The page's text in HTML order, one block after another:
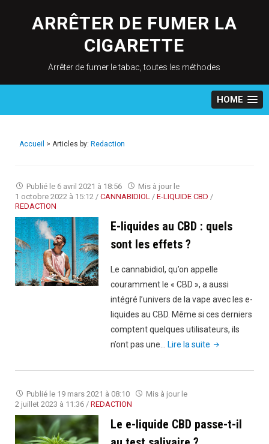
content
ARRÊTER DE FUMER LA
CIGARETTE
Arrêter de fumer le tabac, toutes les méthodes
HOME
Accueil > Articles by: Redaction
Publié le 6 avril 2021 à 18:56
Mis à jour le
1 octobre 2022 à 15:12 / CANNABIDIOL / E-LIQUIDE CBD /
REDACTION
E-liquides au CBD : quels
sont les effets ?
Le cannabidiol, qu’on appelle
couramment le « CBD », a aussi
intégré l’univers de la vape avec les e-
liquides au CBD. Même si ces derniers
comptent quelques utilisateurs, ils
n’ont pas une…
Lire la suite "E-
au
quels
Publié le 19 mars 2021 à 08:10
Mis à jour le
2 juillet 2023 à 11:36 / REDACTION
Le e-liquide CBD passe-t-il